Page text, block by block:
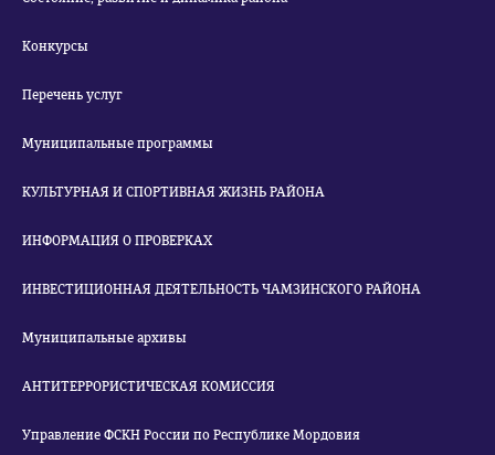
Конкурсы
Перечень услуг
Муниципальные программы
КУЛЬТУРНАЯ И СПОРТИВНАЯ ЖИЗНЬ РАЙОНА
ИНФОРМАЦИЯ О ПРОВЕРКАХ
ИНВЕСТИЦИОННАЯ ДЕЯТЕЛЬНОСТЬ ЧАМЗИНСКОГО РАЙОНА
Муниципальные архивы
АНТИТЕРРОРИСТИЧЕСКАЯ КОМИССИЯ
Управление ФСКН России по Республике Мордовия